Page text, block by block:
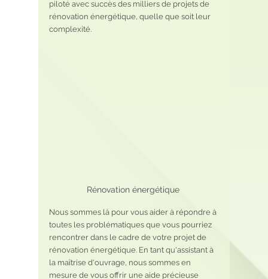
piloté avec succès des milliers de projets de
rénovation énergétique, quelle que soit leur
complexité.
Rénovation énergétique
Nous sommes là pour vous aider à répondre à
toutes les problématiques que vous pourriez
rencontrer dans le cadre de votre projet de
rénovation énergétique. En tant qu'assistant à
la maîtrise d'ouvrage, nous sommes en
mesure de vous offrir une aide précieuse